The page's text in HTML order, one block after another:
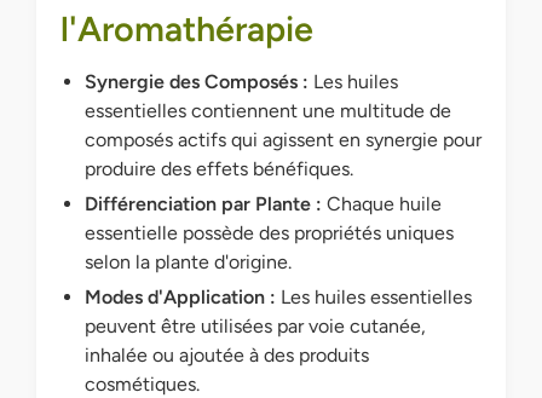
l'Aromathérapie
Synergie des Composés : Les huiles
essentielles contiennent une multitude de
composés actifs qui agissent en synergie pour
produire des effets bénéfiques.
Différenciation par Plante : Chaque huile
essentielle possède des propriétés uniques
selon la plante d'origine.
Modes d'Application : Les huiles essentielles
peuvent être utilisées par voie cutanée,
inhalée ou ajoutée à des produits
cosmétiques.